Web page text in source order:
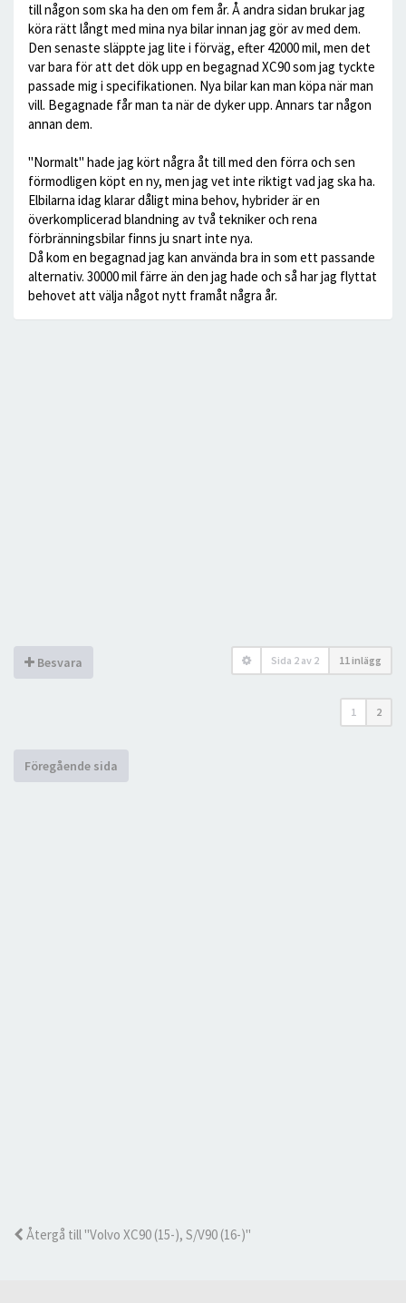
till någon som ska ha den om fem år. Å andra sidan brukar jag
köra rätt långt med mina nya bilar innan jag gör av med dem.
Den senaste släppte jag lite i förväg, efter 42000 mil, men det
var bara för att det dök upp en begagnad XC90 som jag tyckte
passade mig i specifikationen. Nya bilar kan man köpa när man
vill. Begagnade får man ta när de dyker upp. Annars tar någon
annan dem.
"Normalt" hade jag kört några åt till med den förra och sen
förmodligen köpt en ny, men jag vet inte riktigt vad jag ska ha.
Elbilarna idag klarar dåligt mina behov, hybrider är en
överkomplicerad blandning av två tekniker och rena
förbränningsbilar finns ju snart inte nya.
Då kom en begagnad jag kan använda bra in som ett passande
alternativ. 30000 mil färre än den jag hade och så har jag flyttat
behovet att välja något nytt framåt några år.
Besvara Sida 2 av 2 11 inlägg
1 2
Föregående sida
Återgå till "Volvo XC90 (15-), S/V90 (16-)"